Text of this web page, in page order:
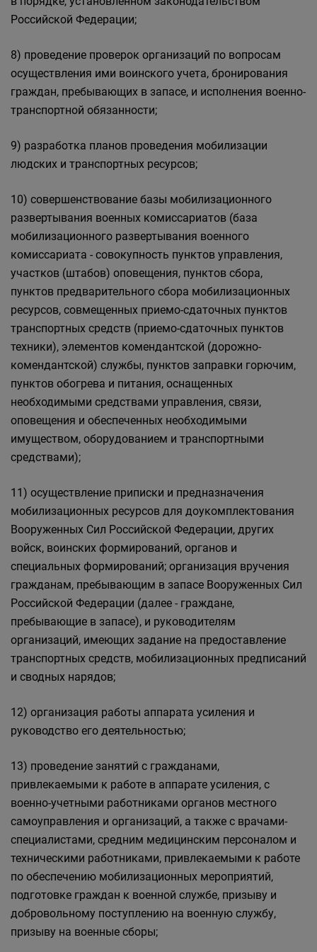
Российской Федерации;
8) проведение проверок организаций по вопросам
осуществления ими воинского учета, бронирования
граждан, пребывающих в запасе, и исполнения военно-
транспортной обязанности;
9) разработка планов проведения мобилизации
людских и транспортных ресурсов;
10) совершенствование базы мобилизационного
развертывания военных комиссариатов (база
мобилизационного развертывания военного
комиссариата - совокупность пунктов управления,
участков (штабов) оповещения, пунктов сбора,
пунктов предварительного сбора мобилизационных
ресурсов, совмещенных приемо-сдаточных пунктов
транспортных средств (приемо-сдаточных пунктов
техники), элементов комендантской (дорожно-
комендантской) службы, пунктов заправки горючим,
пунктов обогрева и питания, оснащенных
необходимыми средствами управления, связи,
оповещения и обеспеченных необходимыми
имуществом, оборудованием и транспортными
средствами);
11) осуществление приписки и предназначения
мобилизационных ресурсов для доукомплектования
Вооруженных Сил Российской Федерации, других
войск, воинских формирований, органов и
специальных формирований; организация вручения
гражданам, пребывающим в запасе Вооруженных Сил
Российской Федерации (далее - граждане,
пребывающие в запасе), и руководителям
организаций, имеющих задание на предоставление
транспортных средств, мобилизационных предписаний
и сводных нарядов;
12) организация работы аппарата усиления и
руководство его деятельностью;
13) проведение занятий с гражданами,
привлекаемыми к работе в аппарате усиления, с
военно-учетными работниками органов местного
самоуправления и организаций, а также с врачами-
специалистами, средним медицинским персоналом и
техническими работниками, привлекаемыми к работе
по обеспечению мобилизационных мероприятий,
подготовке граждан к военной службе, призыву и
добровольному поступлению на военную службу,
призыву на военные сборы;